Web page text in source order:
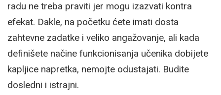
radu ne treba praviti jer mogu izazvati kontra
efekat. Dakle, na početku ćete imati dosta
zahtevne zadatke i veliko angažovanje, ali kada
definišete načine funkcionisanja učenika dobijete
kapljice napretka, nemojte odustajati. Budite
dosledni i istrajni.